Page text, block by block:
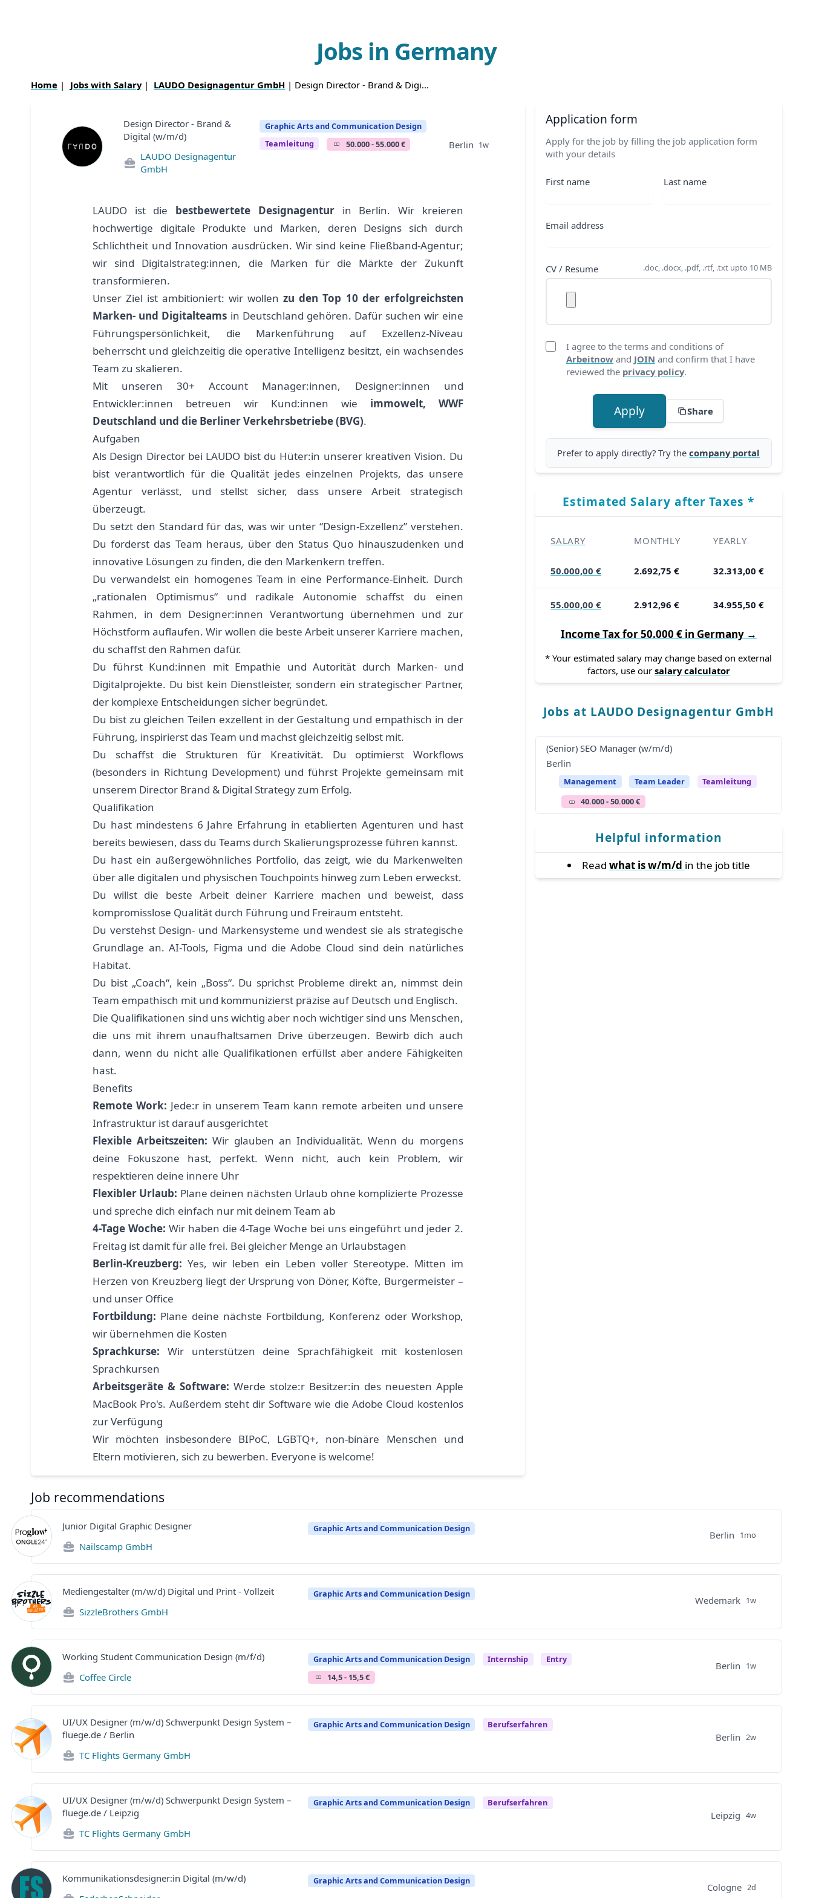
Jobs in Germany
Home | Jobs with Salary| LAUDO Designagentur GmbH | Design Director - Brand & Digi...
Design Director - Brand &
Digital (w/m/d)
LAUDO Designagentur
GmbH
Graphic Arts and Communication Design
Teamleitung
50.000 - 55.000 € Berlin 1w
LAUDO ist die bestbewertete Designagenturin Berlin. Wir kreieren
hochwertige digitale Produkte und Marken, deren Designs sich durch
Schlichtheit und Innovation ausdrücken. Wir sind keine Fließband-Agentur;
wir sind Digitalstrateg:innen, die Marken für die Märkte der Zukunft
transformieren.
Unser Ziel ist ambitioniert: wir wollenzu den Top 10 der erfolgreichsten
Marken- und Digitalteams in Deutschland gehören. Dafür suchen wir eine
Führungspersönlichkeit, die Markenführung auf Exzellenz-Niveau
beherrscht und gleichzeitig die operative Intelligenz besitzt, ein wachsendes
Team zu skalieren.
Mit unseren 30+ Account Manager:innen, Designer:innen und
Entwickler:innen betreuen wir Kund:innen wie immowelt, WWF
Deutschland und die Berliner Verkehrsbetriebe (BVG).
Aufgaben
Als Design Director bei LAUDO bist du Hüter:in unserer kreativen Vision. Du
bist verantwortlich für die Qualität jedes einzelnen Projekts, das unsere
Agentur verlässt, und stellst sicher, dass unsere Arbeit strategisch
überzeugt.
Du setzt den Standard für das, was wir unter “Design-Exzellenz” verstehen.
Du forderst das Team heraus, über den Status Quo hinauszudenken und
innovative Lösungen zu finden, die den Markenkern treffen.
Du verwandelst ein homogenes Team in eine Performance-Einheit. Durch
„rationalen Optimismus“ und radikale Autonomie schaffst du einen
Rahmen, in dem Designer:innen Verantwortung übernehmen und zur
Höchstform auflaufen. Wir wollen die beste Arbeit unserer Karriere machen,
du schaffst den Rahmen dafür.
Du führst Kund:innen mit Empathie und Autorität durch Marken- und
Digitalprojekte. Du bist kein Dienstleister, sondern ein strategischer Partner,
der komplexe Entscheidungen sicher begründet.
Du bist zu gleichen Teilen exzellent in der Gestaltung und empathisch in der
Führung, inspirierst das Team und machst gleichzeitig selbst mit.
Du schaffst die Strukturen für Kreativität. Du optimierst Workflows
(besonders in Richtung Development) und führst Projekte gemeinsam mit
unserem Director Brand & Digital Strategy zum Erfolg.
Qualifikation
Du hast mindestens 6 Jahre Erfahrung in etablierten Agenturen und hast
bereits bewiesen, dass du Teams durch Skalierungsprozesse führen kannst.
Du hast ein außergewöhnliches Portfolio, das zeigt, wie du Markenwelten
über alle digitalen und physischen Touchpoints hinweg zum Leben erweckst.
Du willst die beste Arbeit deiner Karriere machen und beweist, dass
kompromisslose Qualität durch Führung und Freiraum entsteht.
Du verstehst Design- und Markensysteme und wendest sie als strategische
Grundlage an. AI-Tools, Figma und die Adobe Cloud sind dein natürliches
Habitat.
Du bist „Coach“, kein „Boss“. Du sprichst Probleme direkt an, nimmst dein
Team empathisch mit und kommunizierst präzise auf Deutsch und Englisch.
Die Qualifikationen sind uns wichtig aber noch wichtiger sind uns Menschen,
die uns mit ihrem unaufhaltsamen Drive überzeugen. Bewirb dich auch
dann, wenn du nicht alle Qualifikationen erfüllst aber andere Fähigkeiten
hast.
Benefits
Remote Work: Jede:r in unserem Team kann remote arbeiten und unsere
Infrastruktur ist darauf ausgerichtet
Flexible Arbeitszeiten: Wir glauben an Individualität. Wenn du morgens
deine Fokuszone hast, perfekt. Wenn nicht, auch kein Problem, wir
respektieren deine innere Uhr
Flexibler Urlaub: Plane deinen nächsten Urlaub ohne komplizierte Prozesse
und spreche dich einfach nur mit deinem Team ab
4-Tage Woche: Wir haben die 4-Tage Woche bei uns eingeführt und jeder 2.
Freitag ist damit für alle frei. Bei gleicher Menge an Urlaubstagen
Berlin-Kreuzberg: Yes, wir leben ein Leben voller Stereotype. Mitten im
Herzen von Kreuzberg liegt der Ursprung von Döner, Köfte, Burgermeister –
und unser Office
Fortbildung: Plane deine nächste Fortbildung, Konferenz oder Workshop,
wir übernehmen die Kosten
Sprachkurse: Wir unterstützen deine Sprachfähigkeit mit kostenlosen
Sprachkursen
Arbeitsgeräte & Software: Werde stolze:r Besitzer:in des neuesten Apple
MacBook Pro's. Außerdem steht dir Software wie die Adobe Cloud kostenlos
zur Verfügung
Wir möchten insbesondere BIPoC, LGBTQ+, non-binäre Menschen und
Eltern motivieren, sich zu bewerben. Everyone is welcome!
Application form
Apply for the job by filling the job application form
with your details
First name Last name
Email address
CV / Resume .doc, .docx, .pdf, .rtf, .txt upto 10 MB
I agree to the terms and conditions of
Arbeitnowand JOIN and confirm that I have
reviewed the privacy policy.
Apply Share
Prefer to apply directly? Try thecompany portal
Estimated Salary after Taxes *
SALARY MONTHLY YEARLY
50.000,00 € 2.692,75 € 32.313,00 €
55.000,00 € 2.912,96 € 34.955,50 €
Income Tax for 50.000 € in Germany →
* Your estimated salary may change based on external
factors, use our salary calculator
Jobs at LAUDO Designagentur GmbH
(Senior) SEO Manager (w/m/d)
Berlin
Management Team Leader
Teamleitung
40.000 - 50.000 €
Helpful information
Read what is w/m/d in the job title
Job recommendations
Junior Digital Graphic Designer
Nailscamp GmbH
Graphic Arts and Communication Design
Berlin 1mo
Mediengestalter (m/w/d) Digital und Print - Vollzeit
SizzleBrothers GmbH
Graphic Arts and Communication Design
Wedemark 1w
Working Student Communication Design (m/f/d)
Coffee Circle
Graphic Arts and Communication Design Internship
Entry
14,5 - 15,5 €
Berlin 1w
UI/UX Designer (m/w/d) Schwerpunkt Design System –
fluege.de / Berlin
TC Flights Germany GmbH
Graphic Arts and Communication Design Berufserfahren
Berlin 2w
UI/UX Designer (m/w/d) Schwerpunkt Design System –
fluege.de / Leipzig
TC Flights Germany GmbH
Graphic Arts and Communication Design Berufserfahren
Leipzig 4w
Kommunikationsdesigner:in Digital (m/w/d)
Graphic Arts and Communication Design
Cologne 2d